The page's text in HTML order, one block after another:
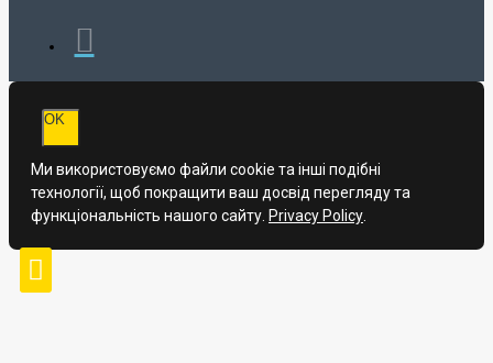
OK
Ми використовуємо файли cookie та інші подібні
технології, щоб покращити ваш досвід перегляду та
функціональність нашого сайту. Privacy Policy